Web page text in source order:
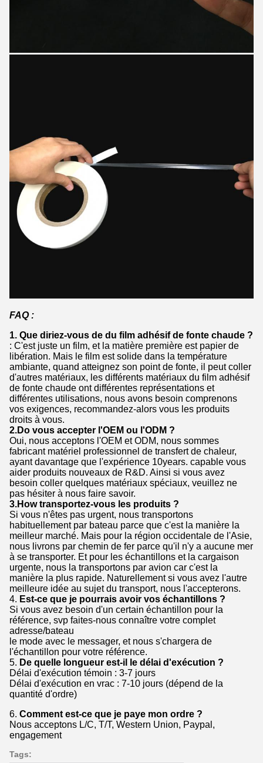
FAQ :
1. Que diriez-vous de du film adhésif de fonte chaude ?
: C'est juste un film, et la matière première est papier de
libération. Mais le film est solide dans la température
ambiante, quand atteignez son point de fonte, il peut coller
d'autres matériaux, les différents matériaux du film adhésif
de fonte chaude ont différentes représentations et
différentes utilisations, nous avons besoin comprenons
vos exigences, recommandez-alors vous les produits
droits à vous.
2.Do vous accepter l'OEM ou l'ODM ?
Oui, nous acceptons l'OEM et ODM, nous sommes
fabricant matériel professionnel de transfert de chaleur,
ayant davantage que l'expérience 10years. capable vous
aider produits nouveaux de R&D. Ainsi si vous avez
besoin coller quelques matériaux spéciaux, veuillez ne
pas hésiter à nous faire savoir.
3.How transportez-vous les produits ?
Si vous n'êtes pas urgent, nous transportons
habituellement par bateau parce que c'est la manière la
meilleur marché. Mais pour la région occidentale de l'Asie,
nous livrons par chemin de fer parce qu'il n'y a aucune mer
à se transporter. Et pour les échantillons et la cargaison
urgente, nous la transportons par avion car c'est la
manière la plus rapide. Naturellement si vous avez l'autre
meilleure idée au sujet du transport, nous l'accepterons.
4. Est-ce que je pourrais avoir vos échantillons ?
Si vous avez besoin d'un certain échantillon pour la
référence, svp faites-nous connaître votre complet
adresse/bateau
le mode avec le messager, et nous s'chargera de
l'échantillon pour votre référence.
5. De quelle longueur est-il le délai d'exécution ?
Délai d'exécution témoin : 3-7 jours
Délai d'exécution en vrac : 7-10 jours (dépend de la
quantité d'ordre)
6. Comment est-ce que je paye mon ordre ?
Nous acceptons L/C, T/T, Western Union, Paypal,
engagement
Tags: